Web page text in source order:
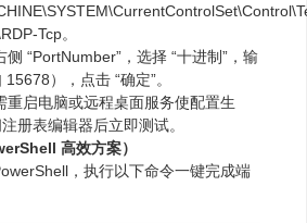
Tcp。
“PortNumber”，选择 “十进制”，输
），点击 “确定”。
重启电脑或远程桌面服务使配置生
册表编辑器后立即测试。
高效方案）
，执行以下命令一键完成端